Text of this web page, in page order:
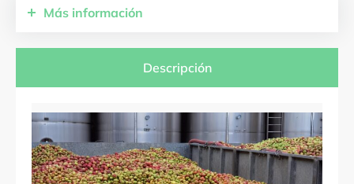
Más información
Descripción